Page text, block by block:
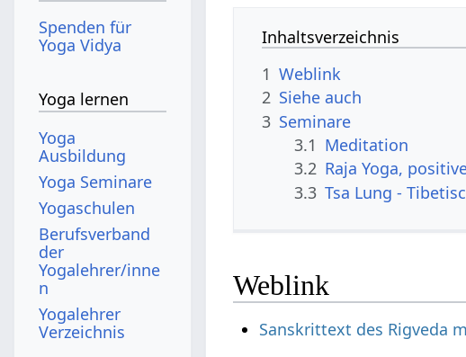
Inhaltsverzeichnis
1 Weblink
2 Siehe auch
3 Seminare
3.1 Meditation
3.2 Raja Yoga,
3.3 Tsa Lung -
Weblink
Sanskrittext des Rigveda
Spenden für
Yoga Vidya
Yoga lernen
Yoga
Ausbildung
Yoga Seminare
Yogaschulen
Berufsverband
der
Yogalehrer/inne
n
Yogalehrer
Verzeichnis